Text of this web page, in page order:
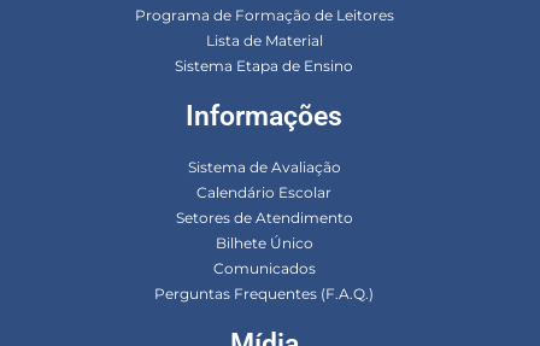
Programa de Formação de Leitores
Lista de Material
Sistema Etapa de Ensino
Informações
Sistema de Avaliação
Calendário Escolar
Setores de Atendimento
Bilhete Único
Comunicados
Perguntas Frequentes (F.A.Q.)